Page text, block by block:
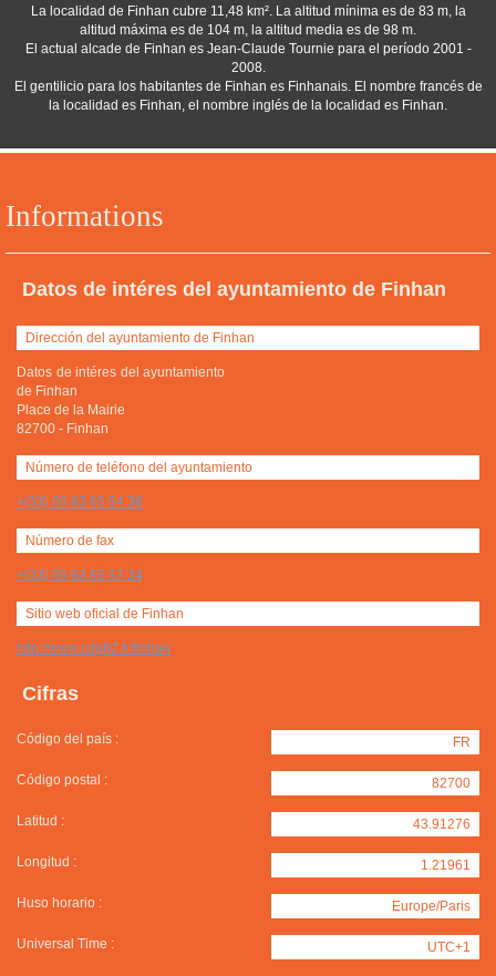
Informations
Datos de intéres del ayuntamiento de Finhan
Dirección del ayuntamiento de Finhan
Datos de intéres del ayuntamiento
de Finhan
Place de la Mairie
82700 - Finhan
Número de teléfono del ayuntamiento
+(33) 05 63 65 54 36
Número de fax
+(33) 05 63 65 57 34
Sitio web oficial de Finhan
http://www.cdg82.fr/finhan
Cifras
Código del país : FR
Código postal : 82700
Latitud : 43.91276
Longitud : 1.21961
Huso horario : Europe/Paris
Universal Time : UTC+1
La localidad de Finhan cubre 11,48 km². La altitud mínima es de 83 m, la
altitud máxima es de 104 m, la altitud media es de 98 m.
El actual alcade de Finhan es Jean-Claude Tournie para el período 2001 -
2008.
El gentilicio para los habitantes de Finhan es Finhanais. El nombre francés de
la localidad es Finhan, el nombre inglés de la localidad es Finhan.